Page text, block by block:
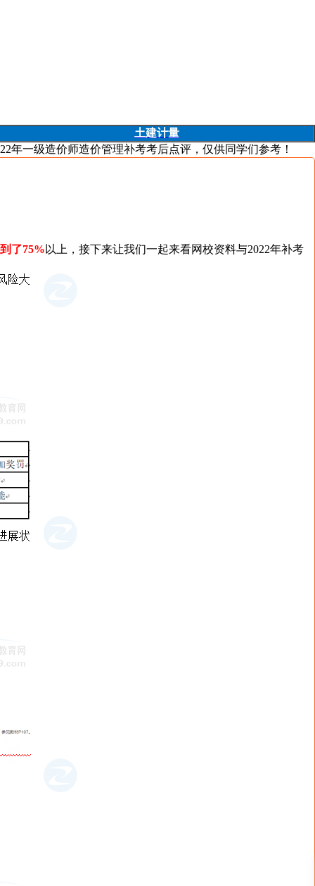
土建计量
年一级造价师造价管理补考考后点评，仅供同学们参考！
了75% 以上，接下来让我们一起来看网校资料与2022年补考